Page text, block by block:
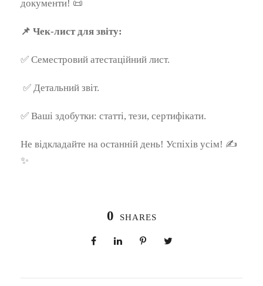
документи! 📜
📌 Чек-лист для звіту:
✅ Семестровий атестаційний лист.
✅ Детальний звіт.
✅ Ваші здобутки: статті, тези, сертифікати.
Не відкладайте на останній день! Успіхів усім! ✍️
✨
0 SHARES